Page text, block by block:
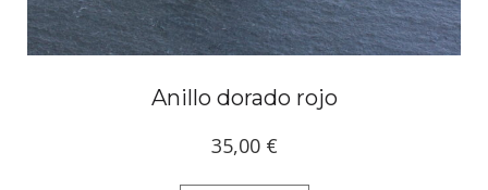
Anillo dorado rojo
35,00 €